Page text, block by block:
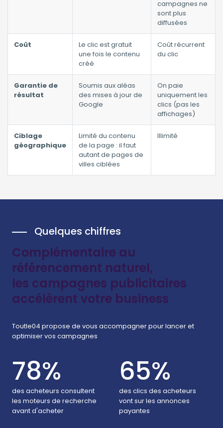
campagnes ne
sont plus
diffusées
Coût
Le clic est gratuit
une fois le contenu
créé
Coût récurrent
du clic
Garantie de
résultat
Soumis aux aléas
des mises à jour de
Google
On paie
uniquement les
clics (pas les
affichages)
Ciblage
géographique
Limité du contenu
de la page : il faut
autant de pages de
villes ciblées
Illimité
Quelques chiffres
Complémentaire au
référencement naturel,
les campagnes publicitaires
accélèrent votre business
Toutle04 propose de vous accompagner pour lancer et
optimiser vos campagnes
78%
des acheteurs consultent
les moteurs de recherche
avant d'acheter
65%
des clics des acheteurs
vont sur les annonces
payantes